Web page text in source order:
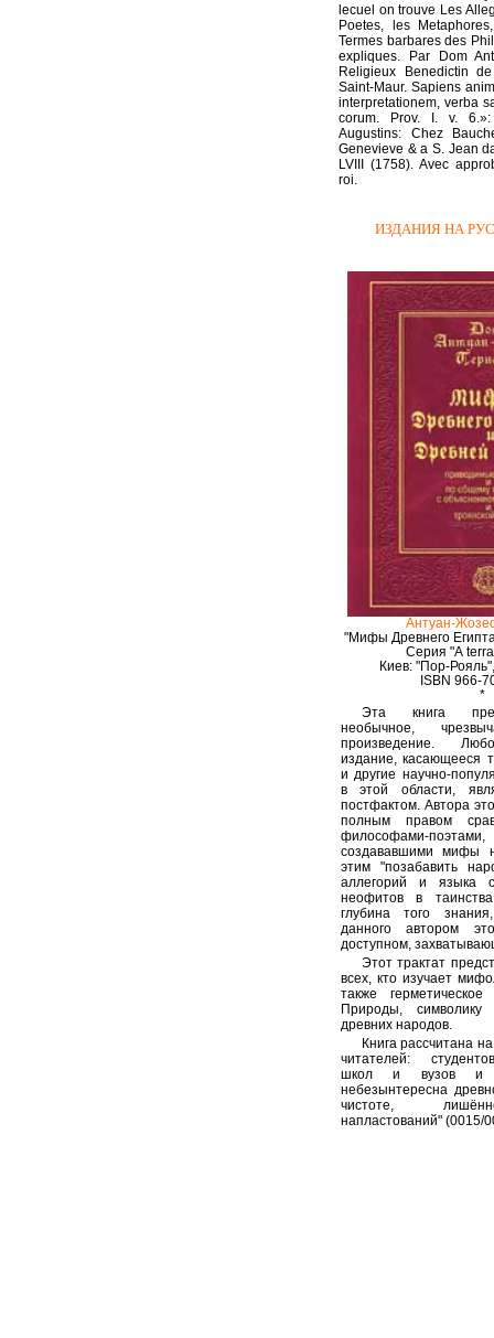
lecuel on trouve Les
Poetes, les
Termes barbares des
expliques. Par Dom
Religieux Benedictin
Saint-Maur. Sapiens
interpretationem, verba
corum. Prov. I. v. 6.
Augustins: Chez
Genevieve & a S. Jean
LVIII (1758). Avec
roi.
ИЗДАНИЯ НА
Антуан-
"Мифы Древнего
Серия "А
Киев: "Пор-Рояль"
ISBN 966-
*
Эта книга
необычное,
произведение.
издание, касающееся
и другие научно-
в этой области,
постфактом. Автора
полным правом
философами-
создававшими мифы
этим "позабавить
аллегорий и языка
неофитов в
глубина того
данного автором
доступном,
Этот трактат
всех, кто изучает
также
Природы,
древних народов.
Книга рассчитана
читателей:
школ и вузов и
небезынтересна
чистоте,
напластований" (0015/